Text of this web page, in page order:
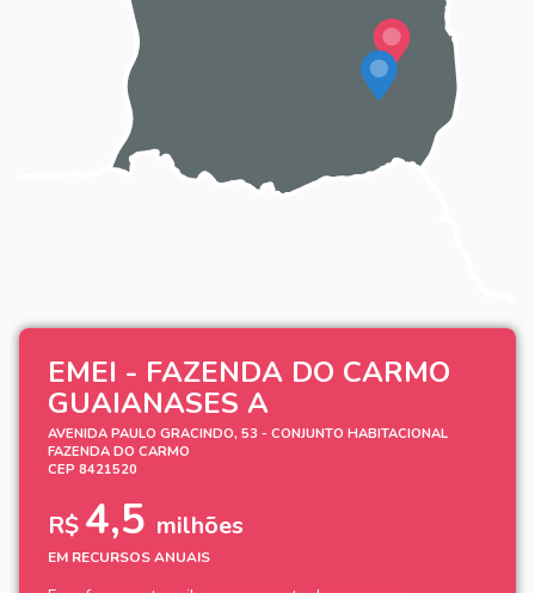
EMEI - FAZENDA DO CARMO
GUAIANASES A
AVENIDA PAULO GRACINDO, 53 - CONJUNTO HABITACIONAL
FAZENDA DO CARMO
CEP 8421520
R$ 4,5 milhões
EM RECURSOS ANUAIS